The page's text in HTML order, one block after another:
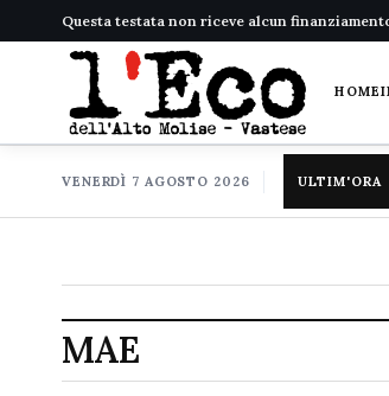
Questa testata non riceve alcun
HOME
VENERDÌ 7 AGOSTO 2026 ULTIM'ORA
MAE